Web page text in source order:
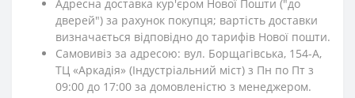
Адресна доставка кур'єром Нової Пошти ("до
дверей") за рахунок покупця; вартість доставки
визначається відповідно до тарифів Нової пошти.
Самовивіз за адресою: вул. Борщагівська, 154-А,
ТЦ «Аркадія» (Індустріальний міст) з Пн по Пт з
09:00 до 17:00 за домовленістю з менеджером.